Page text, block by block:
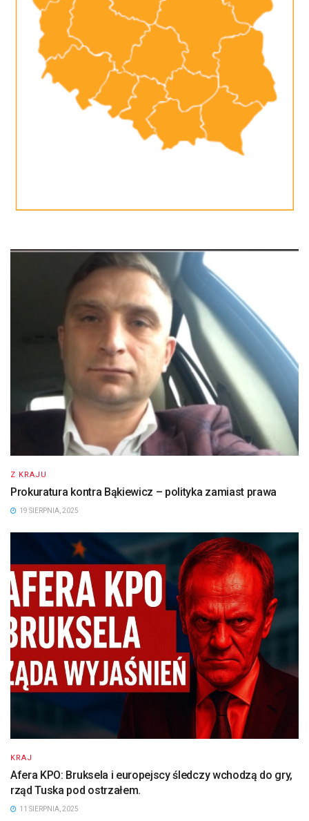
Z KRAJU
Prokuratura kontra Bąkiewicz – polityka zamiast prawa
19 SIERPNIA, 2025
KRAJ
Afera KPO: Bruksela i europejscy śledczy wchodzą do gry,
rząd Tuska pod ostrzałem.
11 SIERPNIA, 2025